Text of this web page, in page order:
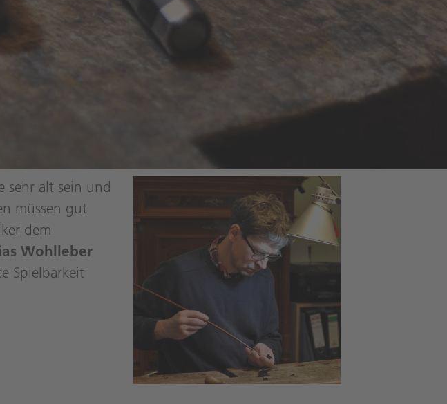
sehr alt sein und
müssen gut
dem
Wohlleber
Spielbarkeit